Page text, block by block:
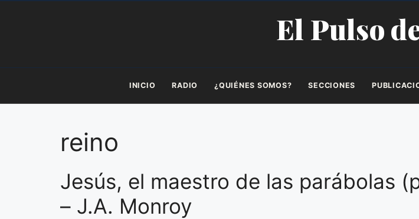
El Pulso
INICIO RADIO ¿QUIÉNES SOMOS? SECCIONES
reino
Jesús, el maestro de las parábolas
– J.A. Monroy